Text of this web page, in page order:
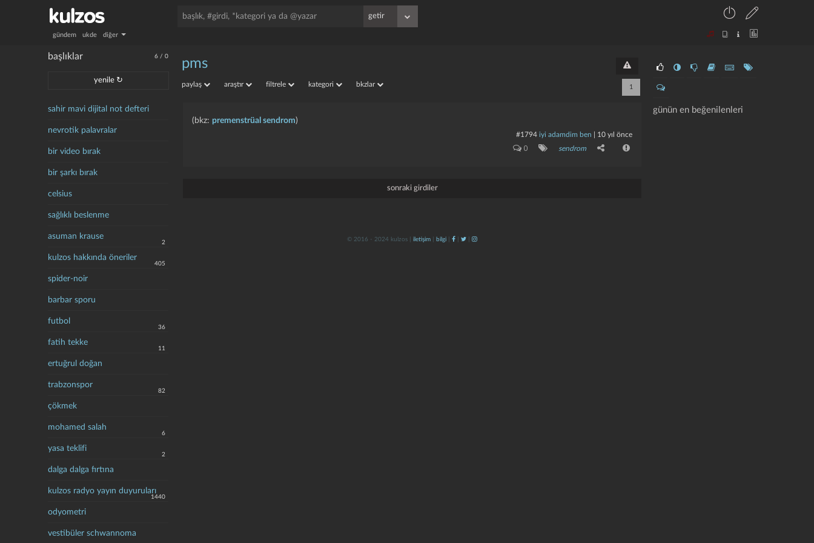
gündem ukde diğer
6 /0
başlıklar
yenile ↻
sahir mavi dijital not defteri
nevrotik palavralar
bir video bırak
bir şarkı bırak
celsius
sağlıklı beslenme
asuman krause
2
kulzos hakkında öneriler
405
spider-noir
barbar sporu
futbol
36
fatih tekke
11
ertuğrul doğan
trabzonspor
82
çökmek
mohamed salah
6
yasa teklifi
2
dalga dalga fırtına
kulzos radyo yayın duyuruları
1440
odyometri
vestibüler schwannoma
günün en beğenilenleri
pms
paylaş araştır filtrele kategori bkzlar 1
(bkz: premenstrüal sendrom)
#1794 i̇yi adamdim ben 10 yıl önce
0 sendrom
sonraki girdiler
© 2016 - 2024 kulzos | iletişim bilgi